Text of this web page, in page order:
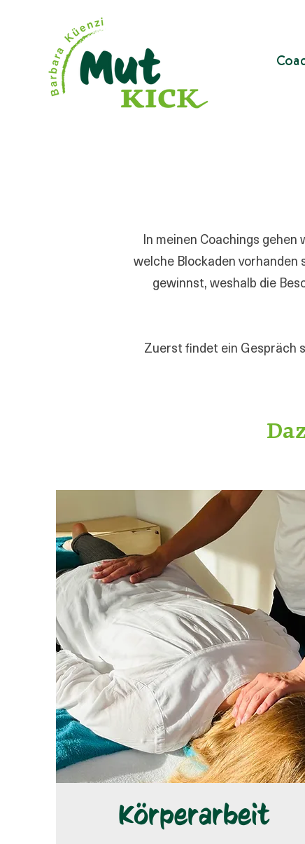
In meinen Coachings
welche Blockaden
gewinnst, weshalb die
Zuerst findet ein Gespräch
Körperarbeit